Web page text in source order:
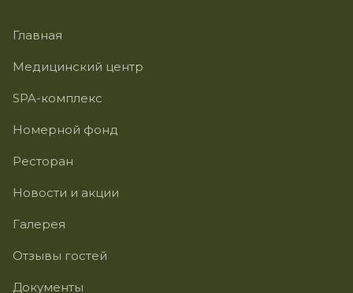
Главная
Медицинский центр
SPA-комплекс
Номерной фонд
Ресторан
Новости и акции
Галерея
Отзывы гостей
Документы